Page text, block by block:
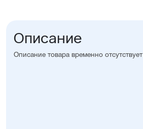
Описание
Описание товара временно отсутствует